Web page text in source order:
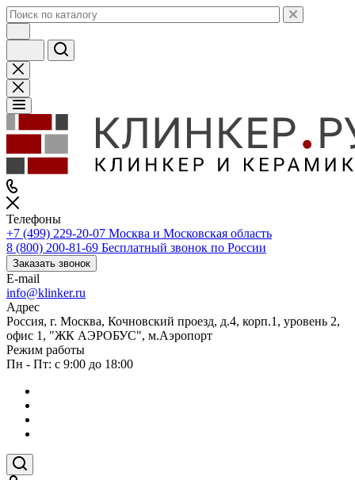
Телефоны
+7 (499) 229-20-07 Москва и Московская область
8 (800) 200-81-69 Бесплатный звонок по России
Заказать звонок
E-mail
info@klinker.ru
Адрес
Россия, г. Москва, Кочновский проезд, д.4, корп.1, уровень 2,
офис 1, "ЖК АЭРОБУС", м.Аэропорт
Режим работы
Пн - Пт: с 9:00 до 18:00